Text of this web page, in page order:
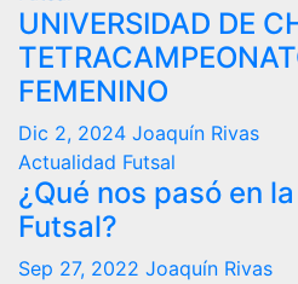
UNIVERSIDAD DE
FEMENINO
Dic 2, 2024 Joaquín Rivas
Actualidad Futsal
¿Qué nos pasó en
Futsal?
Sep 27, 2022 Joaquín Rivas